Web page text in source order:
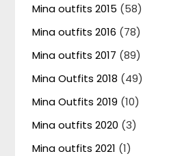
Mina outfits 2015 (58)
Mina outfits 2016 (78)
Mina outfits 2017 (89)
Mina Outfits 2018 (49)
Mina Outfits 2019 (10)
Mina outfits 2020 (3)
Mina outfits 2021 (1)